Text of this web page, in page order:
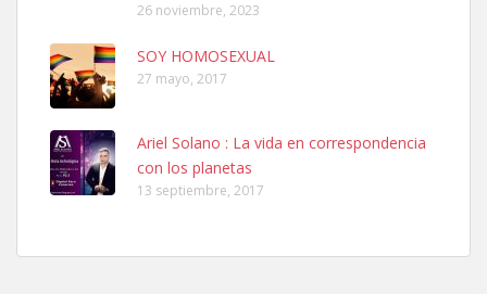
Ninfa perdida
El día 5 se los perdió una ninfa papillera, asustada tiene miedo a la
calle, se perdió por la zon...
26 noviembre, 2023
SOY HOMOSEXUAL
27 mayo, 2017
Ariel Solano : La vida en correspondencia
con los planetas
13 septiembre, 2017